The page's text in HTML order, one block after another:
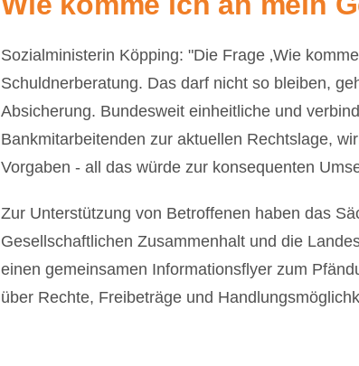
Sozialministerin Köpping: "Die Frage ‚Wie
Schuldnerberatung. Das darf nicht so bleiben,
Absicherung. Bundesweit einheitliche und
Bankmitarbeitenden zur aktuellen Rechtslage,
Vorgaben - all das würde zur konsequenten
Zur Unterstützung von Betroffenen haben das
Gesellschaftlichen Zusammenhalt und die
einen gemeinsamen Informationsflyer zum
über Rechte, Freibeträge und